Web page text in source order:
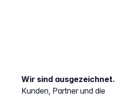
Wir sind ausgezeichnet.
Kunden, Partner und die